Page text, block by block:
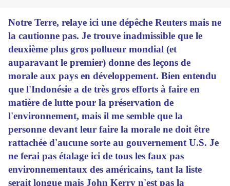
Notre Terre, relaye ici une dépêche Reuters mais ne
la cautionne pas. Je trouve inadmissible que le
deuxième plus gros pollueur mondial (et
auparavant le premier) donne des leçons de
morale aux pays en développement. Bien entendu
que l'Indonésie a de très gros efforts à faire en
matière de lutte pour la préservation de
l'environnement, mais il me semble que la
personne devant leur faire la morale ne doit être
rattachée d'aucune sorte au gouvernement U.S. Je
ne ferai pas étalage ici de tous les faux pas
environnementaux des américains, tant la liste
serait longue mais John Kerry n'est pas la